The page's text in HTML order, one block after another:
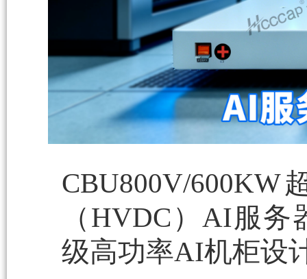
CBU800V/
（HVDC）AI服
级高功率AI机柜设